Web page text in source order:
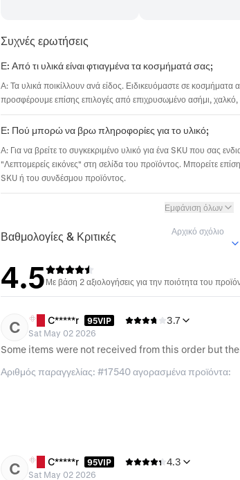
Συχνές ερωτήσεις
Ε: Από τι υλικά είναι φτιαγμένα τα κοσμήματά σας;
Α: Τα υλικά ποικίλλουν ανά είδος. Ειδικευόμαστε σε κοσμήματα
προσφέρουμε επίσης επιλογές από επιχρυσωμένο ασήμι, χαλκό,
Ε: Πού μπορώ να βρω πληροφορίες για το υλικό;
Α: Για να βρείτε το συγκεκριμένο υλικό για ένα SKU που σας
"Λεπτομερείς εικόνες" στη σελίδα του προϊόντος. Μπορείτε
SKU ή του συνδέσμου προϊόντος.
Εμφάνιση όλων
Βαθμολογίες & Κριτικές Αρχικό σχόλιο
4.5Με βάση 2 αξιολογήσεις για την ποιότητα του
C C*****r 95VIP 3.7
Sat May 02 2026
Αριθμός παραγγελίας: #17540 αγορασμένα προϊόντα:
C C*****r 95VIP 4.3
Sat May 02 2026